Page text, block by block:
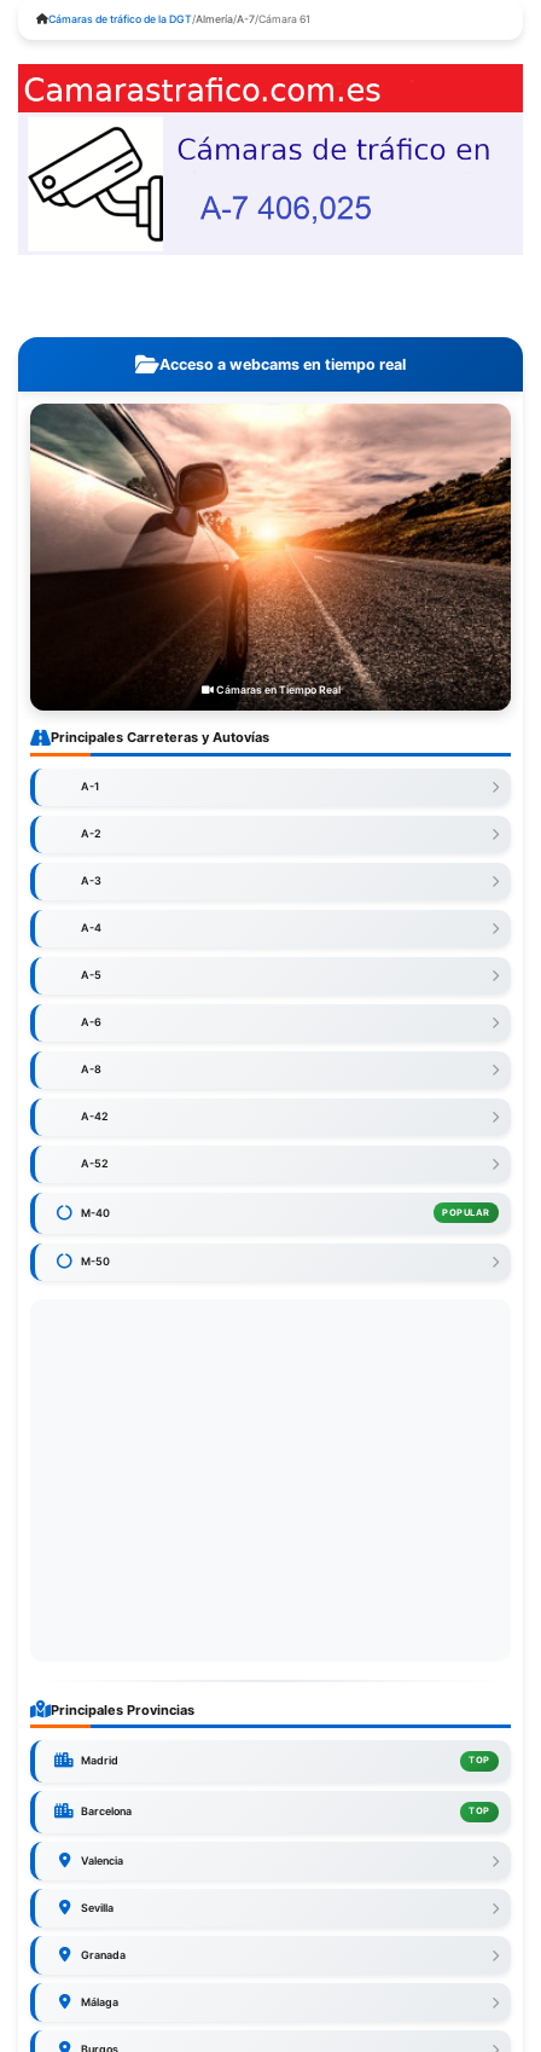
Cámaras de tráfico de la DGT/Almería/A-7/Cámara 61
Acceso a webcams en tiempo real
Cámaras en Tiempo Real
Principales Carreteras y Autovías
A-1
A-2
A-3
A-4
A-5
A-6
A-8
A-42
A-52
M-40 POPULAR
M-50
Principales Provincias
Madrid TOP
Barcelona TOP
Valencia
Sevilla
Granada
Málaga
Burgos